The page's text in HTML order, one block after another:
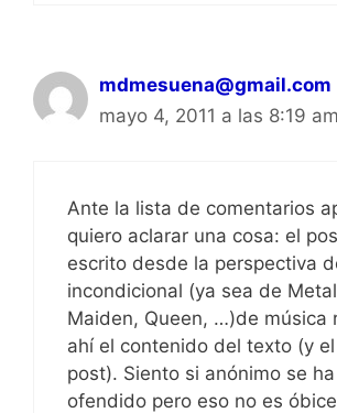
mdmesuena@gmail.com
mayo 4, 2011 a las 8:19 am
Ante la lista de comentarios
quiero aclarar una cosa: el
escrito desde la perspectiva
incondicional (ya sea de
Maiden, Queen, …)de música
ahí el contenido del texto (y
post). Siento si anónimo se
ofendido pero eso no es